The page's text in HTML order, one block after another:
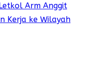
Arm Anggit
Kerja ke Wilayah